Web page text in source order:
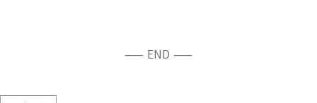
—— END ——